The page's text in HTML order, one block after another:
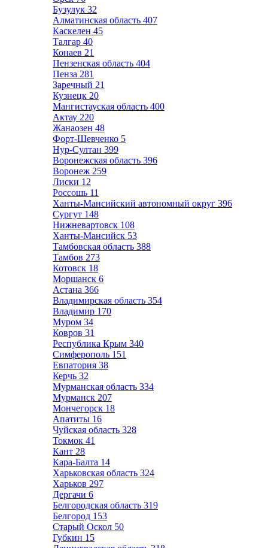
Бузулук 32
Алматинская область 407
Каскелен 45
Талгар 40
Конаев 21
Пензенская область 404
Пенза 281
Заречный 21
Кузнецк 20
Мангистауская область 400
Актау 220
Жанаозен 48
Форт-Шевченко 5
Нур-Султан 399
Воронежская область 396
Воронеж 259
Лиски 12
Россошь 11
Ханты-Мансийский автономный округ 396
Сургут 148
Нижневартовск 108
Ханты-Мансийск 53
Тамбовская область 388
Тамбов 273
Котовск 18
Моршанск 6
Астана 366
Владимирская область 354
Владимир 170
Муром 34
Ковров 31
Республика Крым 340
Симферополь 151
Евпатория 38
Керчь 32
Мурманская область 334
Мурманск 207
Мончегорск 18
Апатиты 16
Чуйская область 328
Токмок 41
Кант 28
Кара-Балта 14
Харьковская область 324
Харьков 297
Дергачи 6
Белгородская область 319
Белгород 153
Старый Оскол 50
Губкин 15